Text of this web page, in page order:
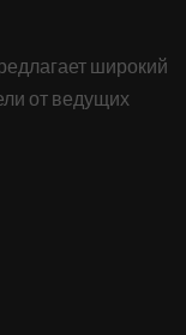
широкий
от ведущих